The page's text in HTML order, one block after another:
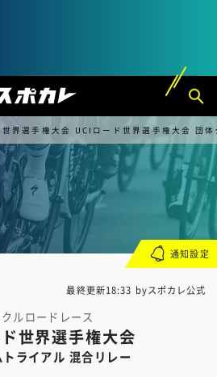
界選手権大会 UCIロード世界選手権大会 団
最終更新18:33 byスポカレ公式
ルロードレース
世界選手権大会
ライアル 混合リレー
通知設定